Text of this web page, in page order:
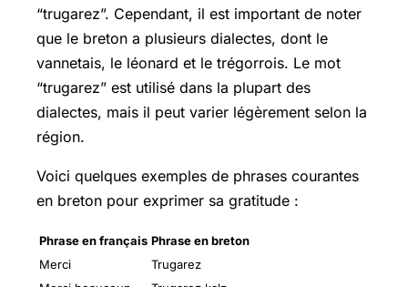
“trugarez”. Cependant, il est important de noter
que le breton a plusieurs dialectes, dont le
vannetais, le léonard et le trégorrois. Le mot
“trugarez” est utilisé dans la plupart des
dialectes, mais il peut varier légèrement selon la
région.
Voici quelques exemples de phrases courantes
en breton pour exprimer sa gratitude :
Phrase en français Phrase en breton
Merci
Trugarez